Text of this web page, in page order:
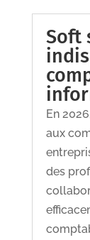
Soft
En
aux
des